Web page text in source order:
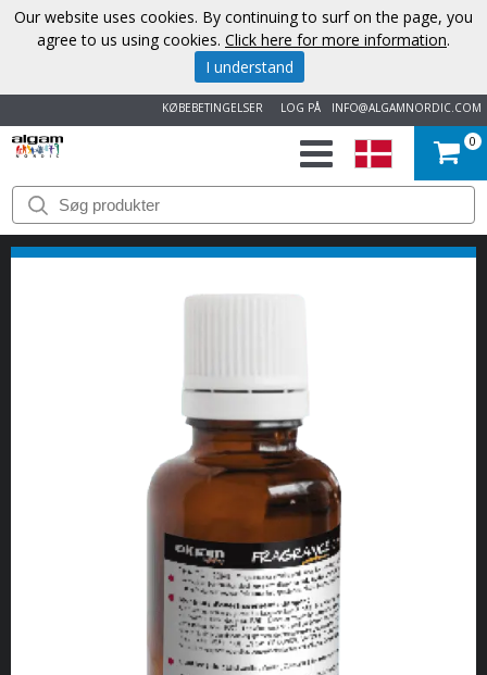
INFO@ALGAMNORDIC.COM
LOG PÅ
KØBEBETINGELSER
START
VAREMÆRKER
KONTAKT
0
Our website uses cookies. By continuing to surf on the page, you
agree to us using cookies. Click here for more information.
I understand